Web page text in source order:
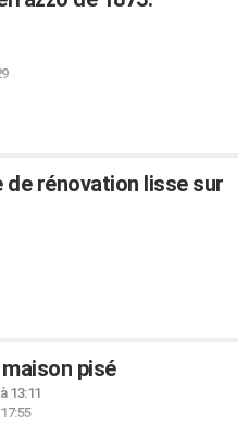
de rénovation lisse sur
pisé
13:11